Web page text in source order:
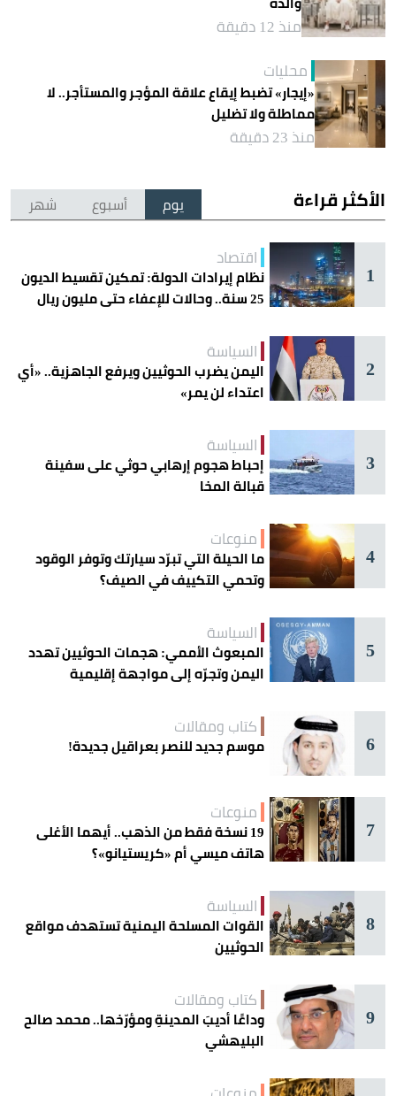
منذ 12 دقيقة
محليات
«إيجار» تضبط إيقاع علاقة المؤجر والمستأجر.. لا
مماطلة ولا تضليل
منذ 23 دقيقة
الأكثر قراءة يوم أسبوع شهر
1
اقتصاد
نظام إيرادات الدولة: تمكين تقسيط الديون
25 سنة.. وحالات للإعفاء حتى مليون ريال
2
السياسة
اليمن يضرب الحوثيين ويرفع الجاهزية.. «أي
اعتداء لن يمر»
3
السياسة
إحباط هجوم إرهابي حوثي على سفينة
قبالة المخا
4
منوعات
ما الحيلة التي تبرّد سيارتك وتوفر الوقود
وتحمي التكييف في الصيف؟
5
السياسة
المبعوث الأممي: هجمات الحوثيين تهدد
اليمن وتجرّه إلى مواجهة إقليمية
6
كتاب ومقالات
موسم جديد للنصر بعراقيل جديدة!
7
منوعات
19 نسخة فقط من الذهب.. أيهما الأغلى
هاتف ميسي أم «كريستيانو»؟
8
السياسة
القوات المسلحة اليمنية تستهدف مواقع
الحوثيين
9
كتاب ومقالات
وداعًا أديبَ المدينةِ ومؤرّخها.. محمد صالح
البليهشي